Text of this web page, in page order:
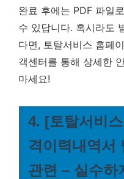
완료 후에는 PDF 파일
수 있답니다. 혹시라도
다면, 토탈서비스 홈페
객센터를 통해 상세한
마세요!
4. [토탈서비
격이력내역서
관련 – 실수하